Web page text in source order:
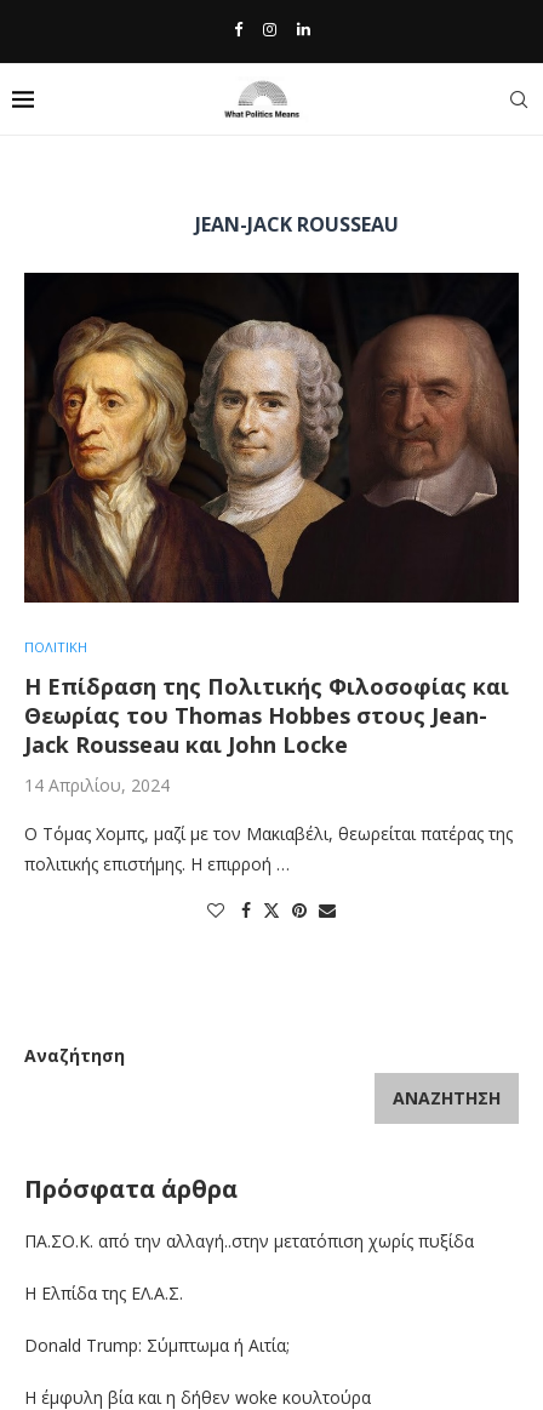
JEAN-JACK ROUSSEAU
ΠΟΛΙΤΙΚΗ
Η Επίδραση της Πολιτικής Φιλοσοφίας και
Θεωρίας του Thomas Hobbes στους Jean-
Jack Rousseau και John Locke
14 Απριλίου, 2024
Ο Τόμας Χομπς, μαζί με τον Μακιαβέλι, θεωρείται πατέρας της
πολιτικής επιστήμης. Η επιρροή …
Αναζήτηση
ΑΝΑΖΉΤΗΣΗ
Πρόσφατα άρθρα
ΠΑ.ΣΟ.Κ. από την αλλαγή..στην μετατόπιση χωρίς πυξίδα
Η Ελπίδα της ΕΛ.Α.Σ.
Donald Trump: Σύμπτωμα ή Αιτία;
Η έμφυλη βία και η δήθεν woke κουλτούρα